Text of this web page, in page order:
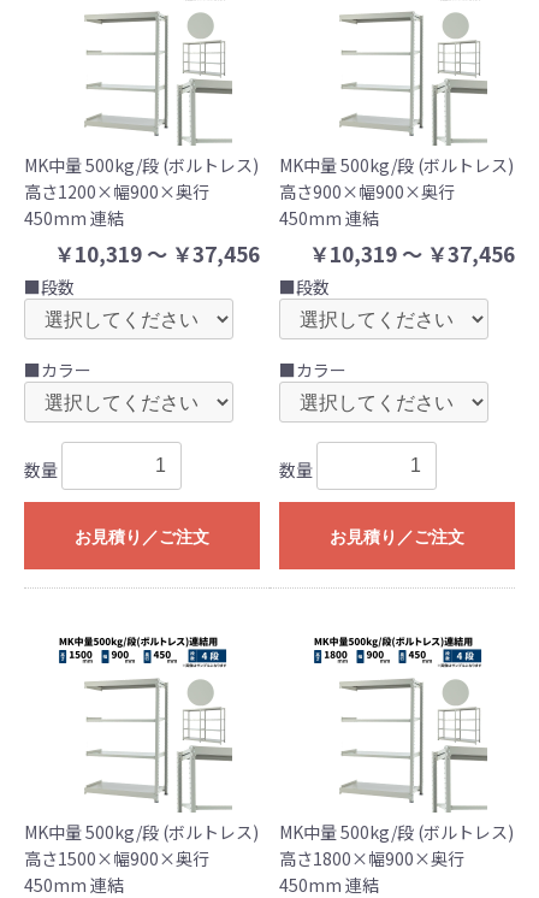
MK中量 500kg/段 (ボルトレス)
高さ1200×幅900×奥行
450mm 連結
￥10,319 ～ ￥37,456
■段数
■カラー
数量
お見積り／ご注文
MK中量 500kg/段 (ボルトレス)
高さ900×幅900×奥行
450mm 連結
￥10,319 ～ ￥37,456
■段数
■カラー
数量
お見積り／ご注文
MK中量 500kg/段 (ボルトレス)
高さ1500×幅900×奥行
450mm 連結
MK中量 500kg/段 (ボルトレス)
高さ1800×幅900×奥行
450mm 連結